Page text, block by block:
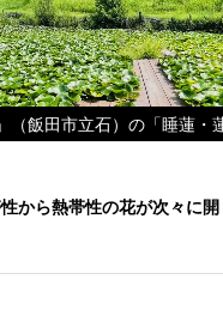
（飯田市立石）の「睡蓮・
から熱帯性の花が次々に開